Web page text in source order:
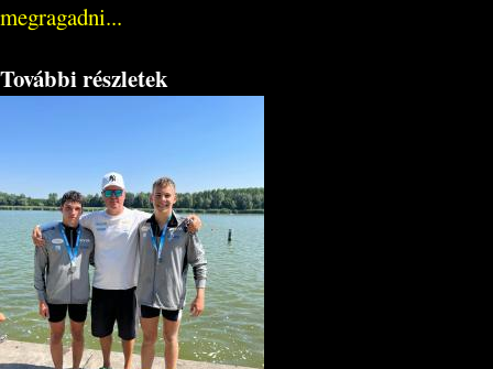
megragadni...
További részletek